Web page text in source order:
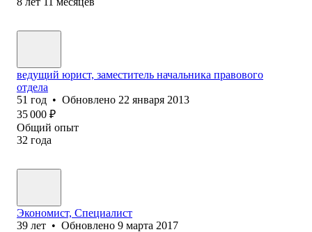
ведущий юрист, заместитель начальника правового
отдела
51 год • Обновлено 22 января 2013
35 000 ₽
Общий опыт
32 года
Экономист, Специалист
39 лет • Обновлено 9 марта 2017